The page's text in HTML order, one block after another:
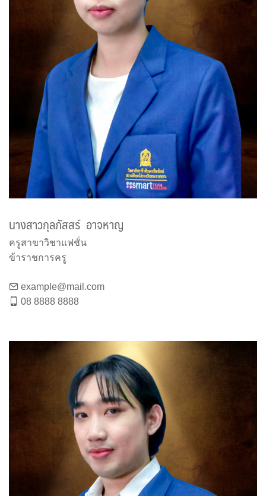
นางสาวกุลภัสสร์ อาจหาญ
ครูสาขาวิชาแฟชั่น
ข้าราชการครู
example@mail.com
08 8888 8888